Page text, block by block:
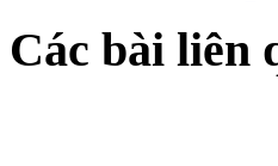
Các bài liên